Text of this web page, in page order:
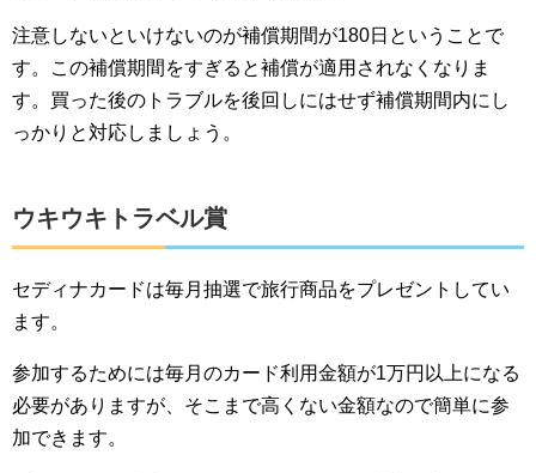
注意しないといけないのが補償期間が180日ということで
す。この補償期間をすぎると補償が適用されなくなりま
す。買った後のトラブルを後回しにはせず補償期間内にし
っかりと対応しましょう。
ウキウキトラベル賞
セディナカードは毎月抽選で旅行商品をプレゼントしてい
ます。
参加するためには毎月のカード利用金額が1万円以上になる
必要がありますが、そこまで高くない金額なので簡単に参
加できます。